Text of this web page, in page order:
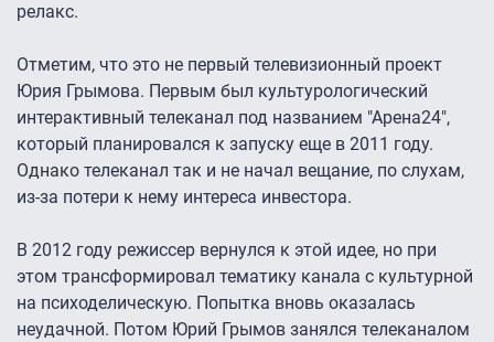
релакс.
Отметим, что это не первый телевизионный проект
Юрия Грымова. Первым был культурологический
интерактивный телеканал под названием "Арена24",
который планировался к запуску еще в 2011 году.
Однако телеканал так и не начал вещание, по слухам,
из-за потери к нему интереса инвестора.
В 2012 году режиссер вернулся к этой идее, но при
этом трансформировал тематику канала с культурной
на психоделическую. Попытка вновь оказалась
неудачной. Потом Юрий Грымов занялся телеканалом